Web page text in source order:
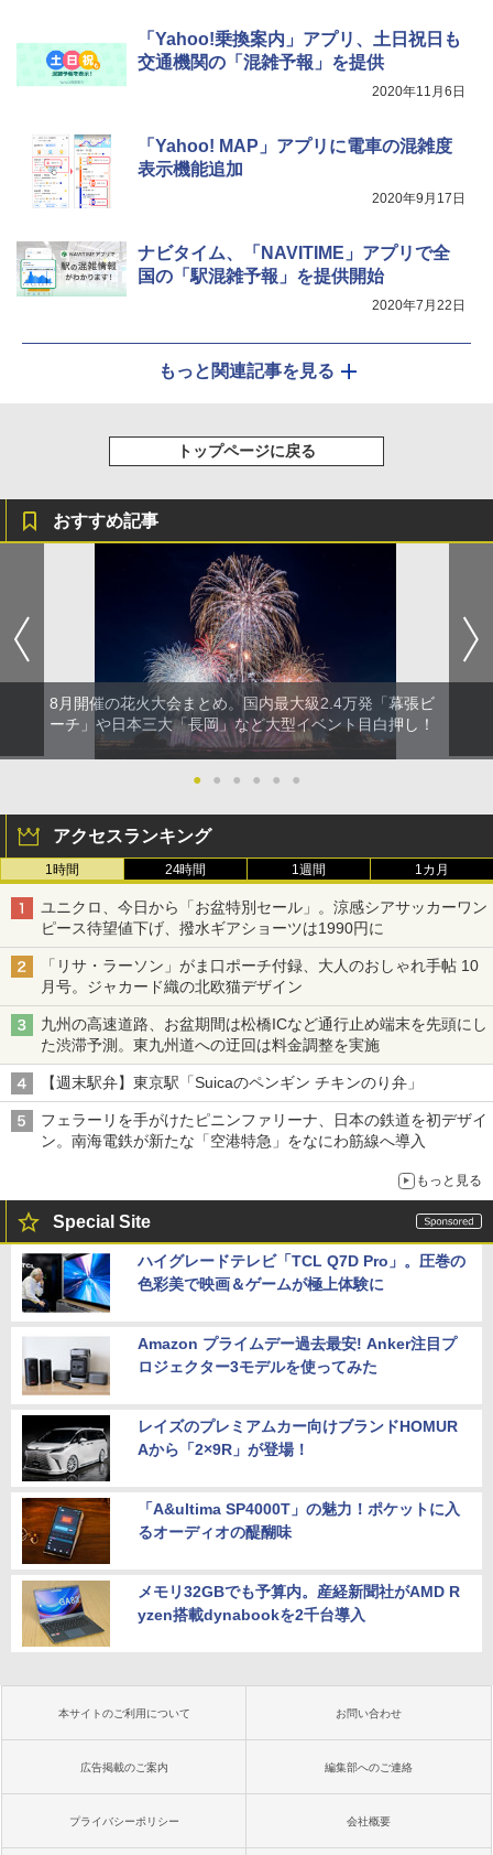
「Yahoo!乗換案内」アプリ、土日祝日も
交通機関の「混雑予報」を提供
2020年11月6日
「Yahoo! MAP」アプリに電車の混雑度
表示機能追加
2020年9月17日
ナビタイム、「NAVITIME」アプリで全
国の「駅混雑予報」を提供開始
2020年7月22日
もっと関連記事を見る
トップページに戻る
おすすめ記事
8月開催の花火大会まとめ。国内最大級2.4万発「幕張ビ
ーチ」や日本三大「長岡」など大型イベント目白押し！
● ● ● ● ● ●
アクセスランキング
1時間 24時間 1週間 1カ月
ユニクロ、今日から「お盆特別セール」。涼感シアサッカーワン
ピース待望値下げ、撥水ギアショーツは1990円に
「リサ・ラーソン」がま口ポーチ付録、大人のおしゃれ手帖 10
月号。ジャカード織の北欧猫デザイン
九州の高速道路、お盆期間は松橋ICなど通行止め端末を先頭にし
た渋滞予測。東九州道への迂回は料金調整を実施
【週末駅弁】東京駅「Suicaのペンギン チキンのり弁」
フェラーリを手がけたピニンファリーナ、日本の鉄道を初デザイ
ン。南海電鉄が新たな「空港特急」をなにわ筋線へ導入
もっと見る
Special Site
ハイグレードテレビ「TCL Q7D Pro」。圧巻の
色彩美で映画＆ゲームが極上体験に
Amazon プライムデー過去最安! Anker注目プ
ロジェクター3モデルを使ってみた
レイズのプレミアムカー向けブランドHOMUR
Aから「2×9R」が登場！
「A&ultima SP4000T」の魅力！ポケットに入
るオーディオの醍醐味
メモリ32GBでも予算内。産経新聞社がAMD R
yzen搭載dynabookを2千台導入
本サイトのご利用について お問い合わせ
広告掲載のご案内 編集部へのご連絡
プライバシーポリシー 会社概要